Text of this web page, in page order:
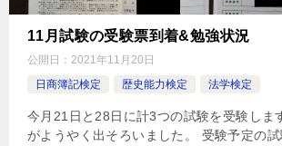
11月試験の受験票到着&勉強状況
公開日： 2021年11月20日
日商簿記検定
歴史能力検定 法学検定
今月21日と28日に計3つの試験を受験しま
がようやく出そろいました。 受験予定の